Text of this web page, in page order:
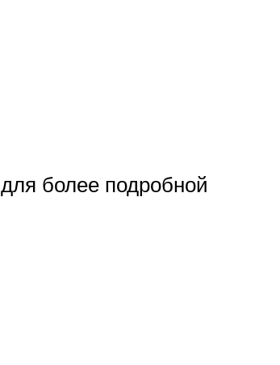
более подробной